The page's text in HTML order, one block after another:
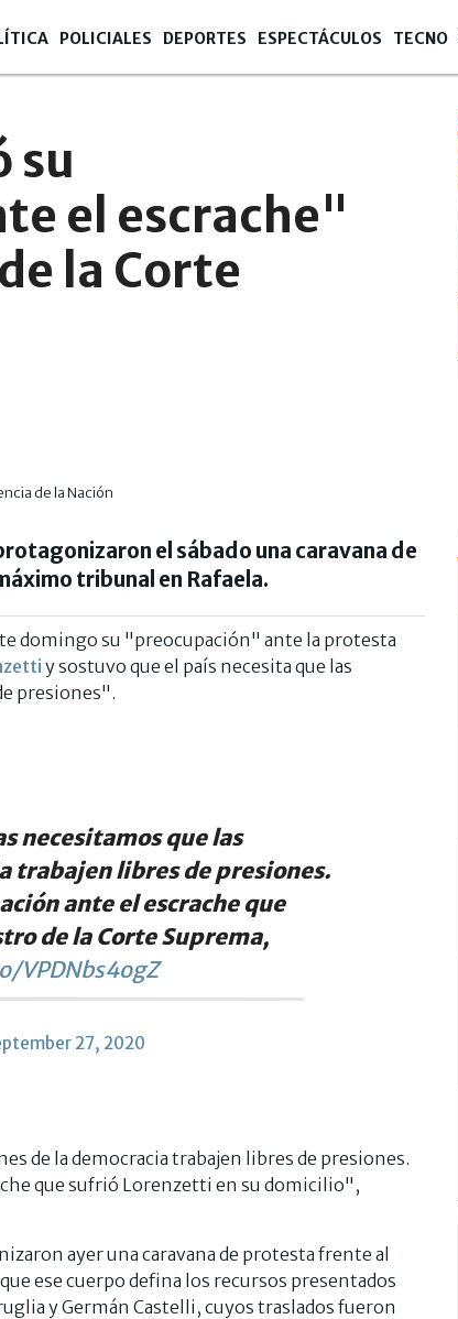
POLICIALES DEPORTES ESPECTÁCULOS TECNO
su
el escrache"
la Corte
de la Nación
el sábado una caravana de
tribunal en Rafaela.
domingo su "preocupación" ante la protesta
y sostuvo que el país necesita que las
presiones".
necesitamos que las
trabajen libres de presiones.
ante el escrache que
de la Corte Suprema,
VPDNbs4ogZ
27, 2020
de la democracia trabajen libres de presiones.
que sufrió Lorenzetti en su domicilio",
ayer una caravana de protesta frente al
ese cuerpo defina los recursos presentados
y Germán Castelli, cuyos traslados fueron